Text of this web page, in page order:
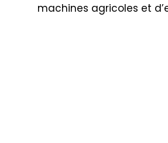
machines agricoles et